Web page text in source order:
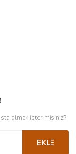
almak ister misiniz?
EKLE